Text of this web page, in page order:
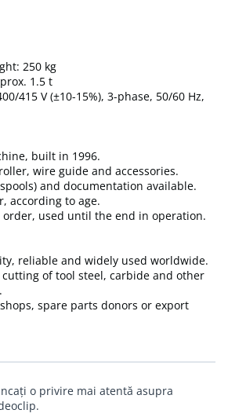
250 kg
1.5 t
415 V (±10-15%), 3-phase, 50/60 Hz,
built in 1996.
wire guide and accessories.
and documentation available.
according to age.
order, used until the end in operation.
reliable and widely used worldwide.
cutting of tool steel, carbide and other
spare parts donors or export
o privire mai atentă asupra